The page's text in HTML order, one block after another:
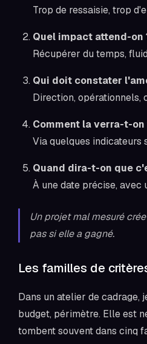
Trop de ressaisie, trop
Quel impact attend-on
Récupérer du temps,
Qui doit constater
Direction, opérationnels,
Comment la verra-t-on
Via quelques indicateurs
Quand dira-t-on que
À une date précise, avec
Un projet mal mesuré
pas si elle a gagné.
Les familles de
Dans un atelier de cadrage,
budget, périmètre. Elle est
tombent souvent dans cinq